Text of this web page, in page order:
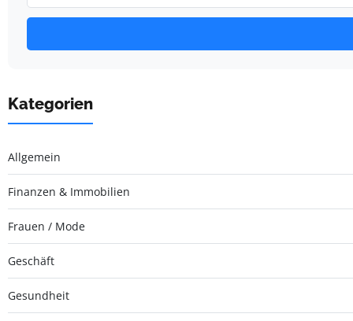
Kategorien
Allgemein
Finanzen & Immobilien
Frauen / Mode
Geschäft
Gesundheit